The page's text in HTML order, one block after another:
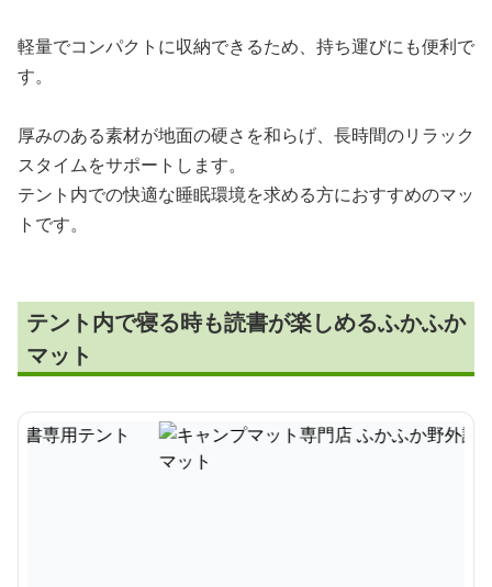
軽量でコンパクトに収納できるため、持ち運びにも便利で
す。
厚みのある素材が地面の硬さを和らげ、長時間のリラック
スタイムをサポートします。
テント内での快適な睡眠環境を求める方におすすめのマッ
トです。
テント内で寝る時も読書が楽しめるふかふか
マット